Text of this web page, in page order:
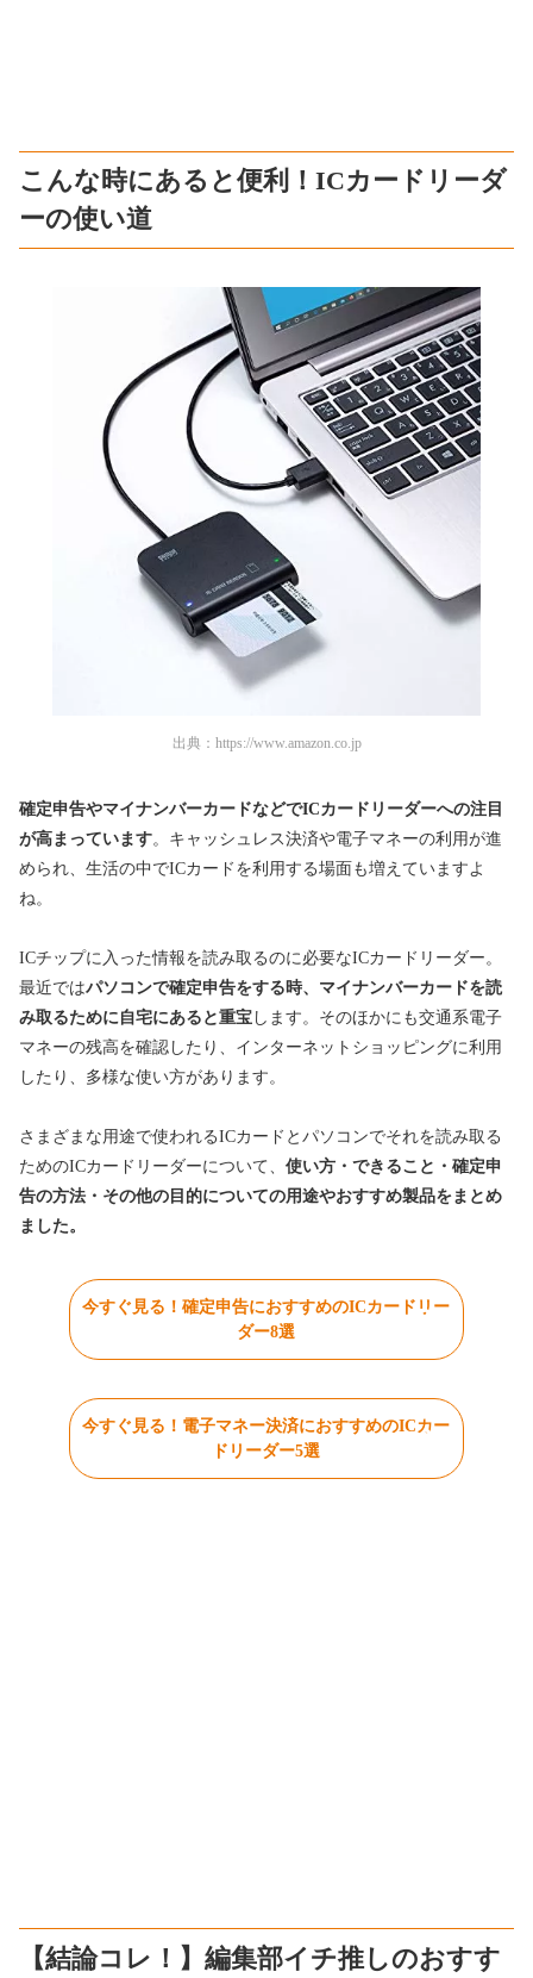
こんな時にあると便利！ICカードリーダ
ーの使い道
出典： https://www.amazon.co.jp
確定申告やマイナンバーカードなどでICカードリーダーへの注目
が高まっています。キャッシュレス決済や電子マネーの利用が進
められ、生活の中でICカードを利用する場面も増えていますよ
ね。
ICチップに入った情報を読み取るのに必要なICカードリーダー。
最近ではパソコンで確定申告をする時、マイナンバーカードを読
み取るために自宅にあると重宝 します。そのほかにも交通系電子
マネーの残高を確認したり、インターネットショッピングに利用
したり、多様な使い方があります。
さまざまな用途で使われるICカードとパソコンでそれを読み取る
ためのICカードリーダーについて、 使い方・できること・確定申
告の方法・ その他の目的についての用途やおすすめ製品をまとめ
ました。
今すぐ見る！確定申告におすすめのICカードリー
ダー8選
今すぐ見る！電子マネー決済におすすめのICカー
ドリーダー5選
【結論コレ！】編集部イチ推しのおすす